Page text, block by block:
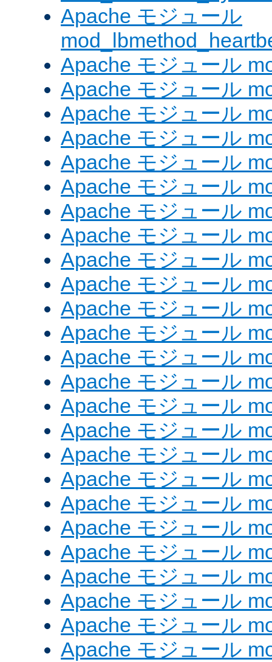
Apache モジュール
Apache モジュール
Apache モジュール
Apache モジュール
Apache モジュール
Apache モジュール
Apache モジュール
Apache モジュール
Apache モジュール
Apache モジュール
Apache モジュール
Apache モジュール
Apache モジュール
Apache モジュール
Apache モジュール
Apache モジュール
Apache モジュール
Apache モジュール
Apache モジュール
Apache モジュール
Apache モジュール
Apache モジュール
Apache モジュール
Apache モジュール
Apache モジュール
Apache モジュール